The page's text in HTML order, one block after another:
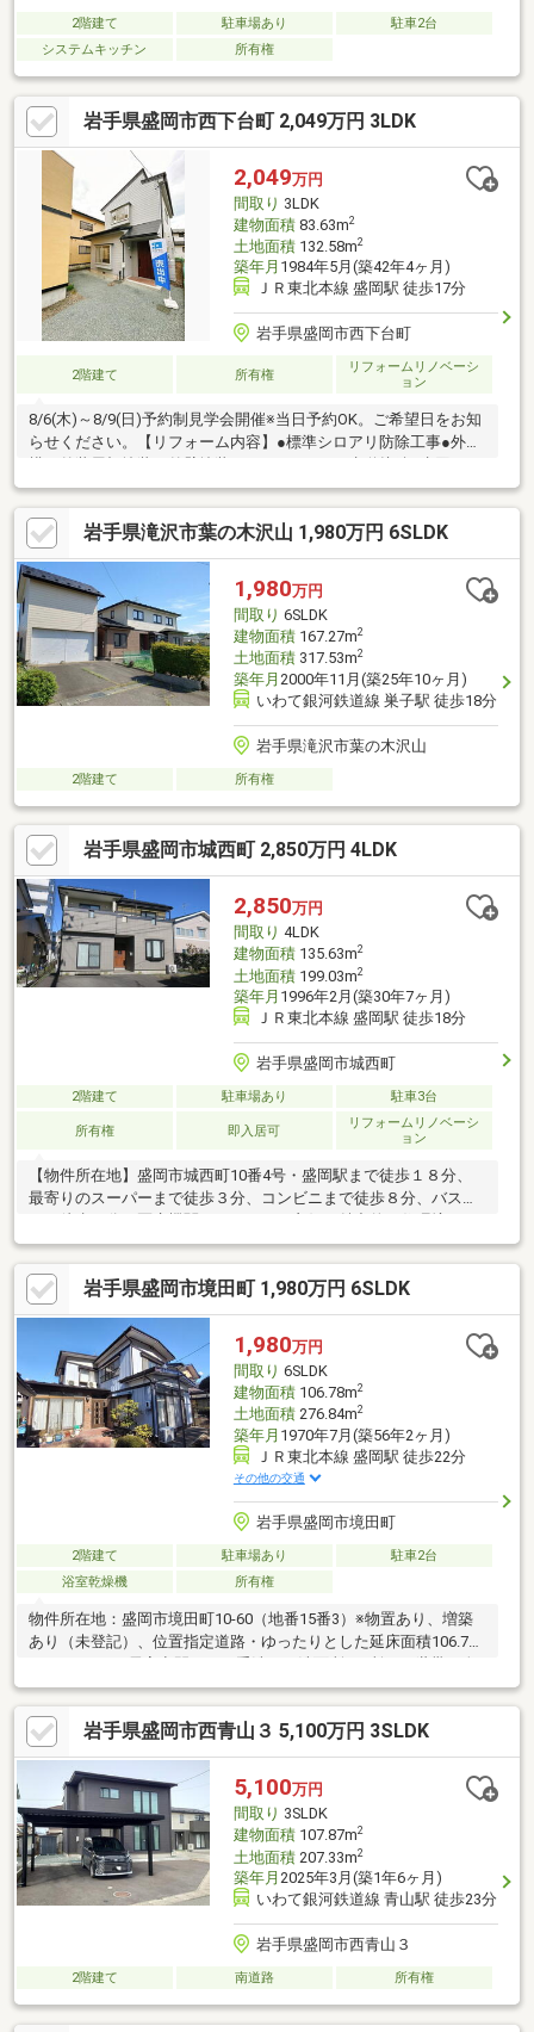
2階建て 駐車場あり
駐車2台
システムキッチン
所有権
岩手県盛岡市西下台町 2,049万円 3LDK
2,049万円
間取り 3LDK
建物面積83.63m2
土地面積132.58m2
築年月 1984年5月(築42年4ヶ月)
ＪＲ東北本線 盛岡駅 徒歩17分
岩手県盛岡市西下台町
2階建て 所有権
リフォームリノベーシ
ョン
8/6(木)～8/9(日)予約制見学会開催※当日予約OK。ご希望日をお知
らせください。【リフォーム内容】●標準シロアリ防除工事●外
ステムキッチン交換、ユニットバス交換、トイレ交換、洗面化粧
台交換●内装間取変更、玄関扉交換、室内ドア（一部）交換、床
材上張り、シューズボックス交換、クロス張替え●その他設備イ
ンターホン設置、火災警報器設置、照明器具交換【おすすめポイ
ント】・雨漏り、構造上主要な部分の欠陥や・腐食、給排水管の
故障や漏水についてお引渡しより２年間保証・シロアリ防除工事
施工後5年間保証
岩手県滝沢市葉の木沢山 1,980万円 6SLDK
1,980万円
間取り 6SLDK
建物面積167.27m2
土地面積317.53m2
築年月 2000年11月(築25年10ヶ月)
いわて銀河鉄道線 巣子駅 徒歩18分
岩手県滝沢市葉の木沢山
2階建て 所有権
岩手県盛岡市城西町 2,850万円 4LDK
2,850万円
間取り 4LDK
建物面積135.63m2
土地面積199.03m2
築年月 1996年2月(築30年7ヶ月)
ＪＲ東北本線 盛岡駅 徒歩18分
岩手県盛岡市城西町
2階建て 駐車場あり 駐車3台
所有権 即入居可
リフォームリノベーシ
ョン
【物件所在地】盛岡市城西町10番4号・盛岡駅まで徒歩１８分、
最寄りのスーパーまで徒歩３分、コンビニまで徒歩８分、バス停
リオスやアイーナへのアクセスも良好・駐車スペース３台分あ
り・お庭ではガーデニングが楽しめます※２０２３年１１月屋根
塗装済み、２０２１年１２月給湯器交換済み※インターホン、ガ
スコンロ、換気扇交換済み/駐車３台以上可、即引渡可、ＬＤＫ２
０畳以上、土地50坪以上、スーパー 徒歩10分以内、南向き、市街
地が近い、全居室収納、閑静な住宅地、家庭菜園、トイレ２ヶ
所、外装リフォーム、２階建、南面バルコニー、南庭、浴室
岩手県盛岡市境田町 1,980万円 6SLDK
1,980万円
間取り 6SLDK
建物面積106.78m2
土地面積276.84m2
築年月 1970年7月(築56年2ヶ月)
ＪＲ東北本線 盛岡駅 徒歩22分
その他の交通
岩手県盛岡市境田町
2階建て 駐車場あり
駐車2台
浴室乾燥機
所有権
物件所在地：盛岡市境田町10-60（地番15番3）※物置あり、増築
あり（未登記）、位置指定道路・ゆったりとした延床面積106.78
㎡（32.30）の居室空間 ・お手洗い、洗面所2か所、二世帯や人
数の多いご家族の方にもおすすめです ・お手入れの行き届いた
中古住宅 ・お庭では四季の移ろいが楽しめます・駐車スペース
はカーポート２台分 ・スーパーやコンビニ等生活利便施設等へ
のアクセス良好な住環境・是非ご見学いただき、物件の魅力をご
実感くださいませ/駐車２台可、土地50坪以上、スーパー 徒歩10
分以内、南向き、浴室乾燥機、全居室収納、南側道路面す、閑静
な住宅地、ＬＤＫ１５畳以上、整形
岩手県盛岡市西青山３ 5,100万円 3SLDK
5,100万円
間取り 3SLDK
建物面積107.87m2
土地面積207.33m2
築年月 2025年3月(築1年6ヶ月)
いわて銀河鉄道線 青山駅 徒歩23分
岩手県盛岡市西青山３
2階建て 南道路 所有権